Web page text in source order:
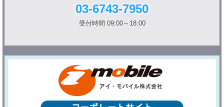
03-6743-7950
受付時間 09:00～18:00